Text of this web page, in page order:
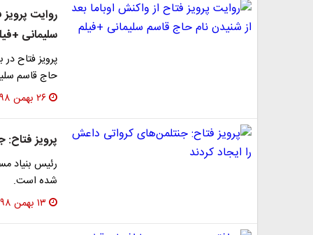
روایت
سلیمانی
پرویز فتاح
حاج قاسم
۲۶ بهمن ۱۳۹۸
پرویز فتاح:
شده است.
۱۳ بهمن ۱۳۹۸